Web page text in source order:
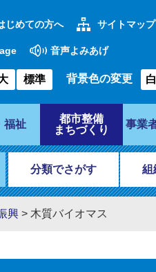
じめての方へ サイトマップ
音声よみあげ
標準 背景色の変更 白
福祉
都市整備
まちづくり
事業
分類でさがす 組
興 > 木質バイオマス